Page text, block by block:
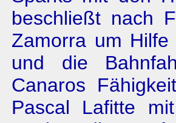
beschließt nach
Zamorra um
und die
Canaros
Pascal Lafitte